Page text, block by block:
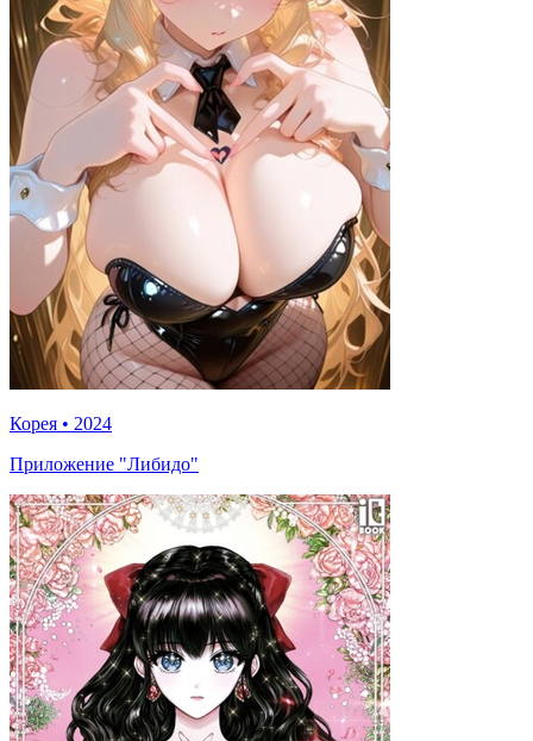
Корея • 2024
Приложение "Либидо"